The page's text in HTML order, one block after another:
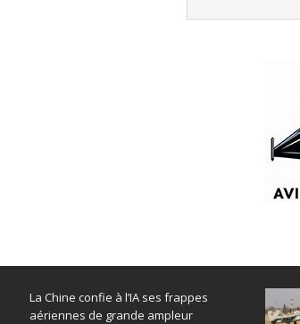
La Chine confie à l’IA ses frappes
aériennes de grande ampleur